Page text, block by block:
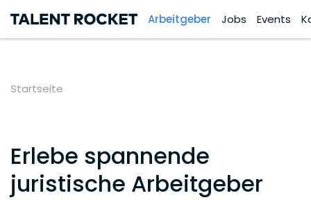
Arbeitgeber Jobs Events
Startseite
Erlebe spannende
juristische Arbeitgeber